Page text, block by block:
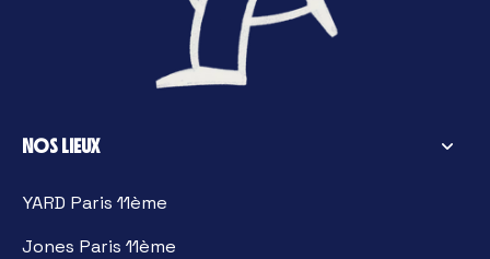
NOS LIEUX
YARD Paris 11ème
Jones Paris 11ème